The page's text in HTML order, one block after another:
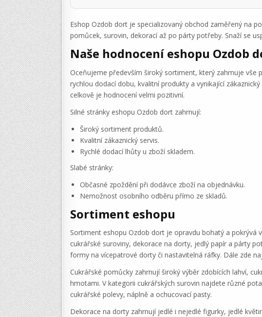
Eshop Ozdob dort je specializovaný obchod zaměřený na
pomůcek, surovin, dekorací až po párty potřeby. Snaží se
Naše hodnocení eshopu Ozdob
Oceňujeme především široký sortiment, který zahrnuje vše
rychlou dodací dobu, kvalitní produkty a vynikající
celkově je hodnocení velmi pozitivní.
Silné stránky eshopu Ozdob dort zahrnují:
Široký sortiment produktů.
Kvalitní zákaznický servis.
Rychlé dodací lhůty u zboží skladem.
Slabé stránky:
Občasné zpoždění při dodávce zboží na objednávku.
Nemožnost osobního odběru přímo ze skladů.
Sortiment eshopu
Sortiment eshopu Ozdob dort je opravdu bohatý a
cukrářské suroviny, dekorace na dorty, jedlý papír a párty
formy na vícepatrové dorty či nastavitelná ráfky. Dále zde
Cukrářské pomůcky zahrnují široký výběr zdobících lahví,
hmotami. V kategorii cukrářských surovin najdete různé
cukrářské polevy, náplně a ochucovací pasty.
Dekorace na dorty zahrnují jedlé i nejedlé figurky, jedlé